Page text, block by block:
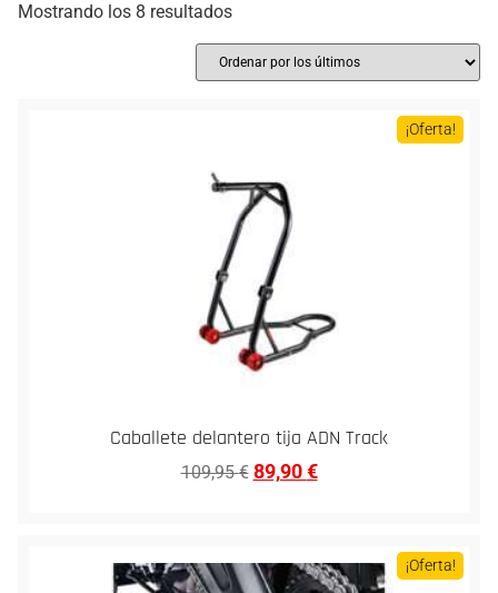
Mostrando los 8 resultados
¡Oferta!
Caballete delantero tija ADN Track
109,95€ 89,90€
¡Oferta!